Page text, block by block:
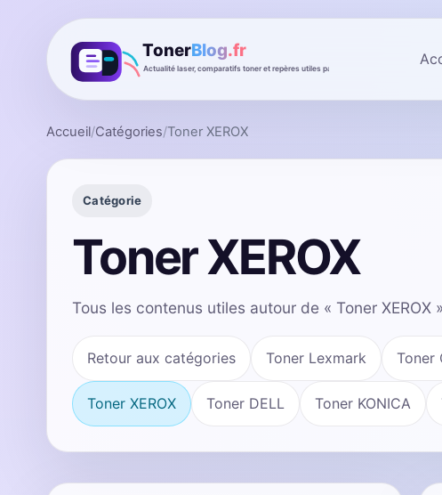
Accueil/Catégories/Toner XEROX
Catégorie
Toner XEROX
Tous les contenus utiles autour de « Toner XEROX
Retour aux catégories Toner Lexmark Toner
Toner XEROX Toner DELL Toner KONICA